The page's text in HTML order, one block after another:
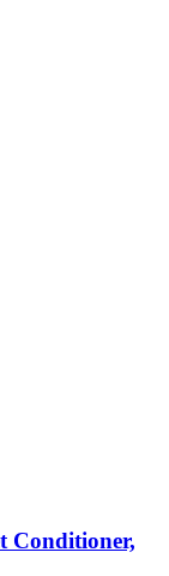
Conditioner,